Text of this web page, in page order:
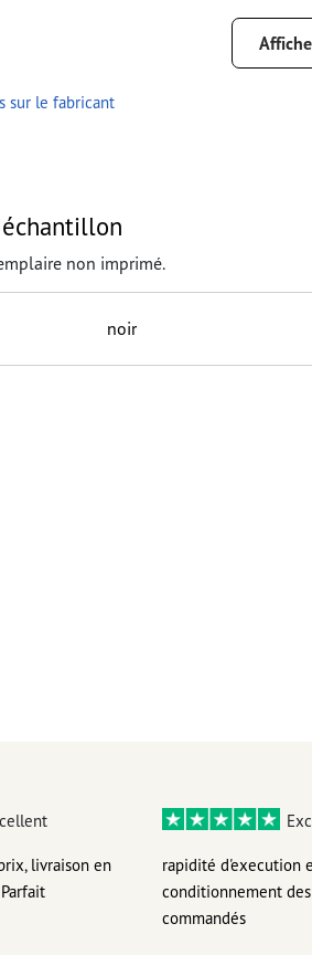
sur le fabricant
non imprimé.
noir
livraison en
rapidité d'execution
conditionnement
commandés